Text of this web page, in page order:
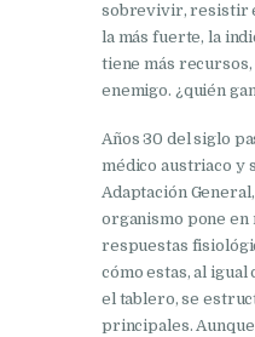
sobrevivir, resistir
la más fuerte, la
tiene más recursos,
enemigo. ¿quién
Años 30 del siglo
médico austriaco y
Adaptación
organismo pone en
respuestas
cómo estas, al
el tablero, se
principales.